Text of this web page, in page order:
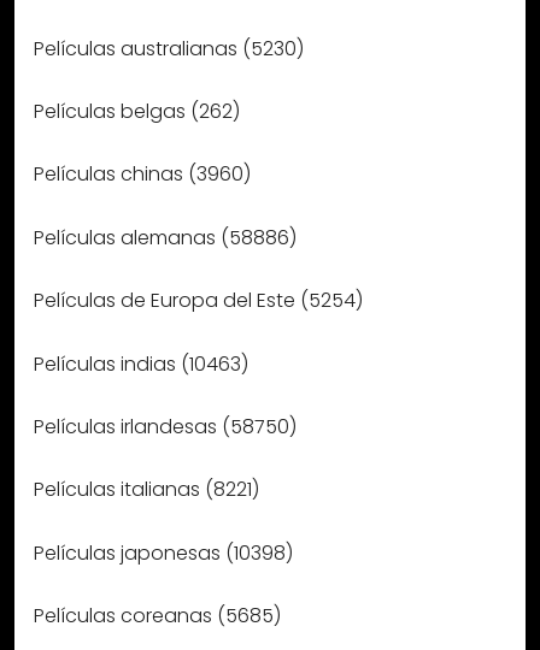
Películas australianas (5230)
Películas belgas (262)
Películas chinas (3960)
Películas alemanas (58886)
Películas de Europa del Este (5254)
Películas indias (10463)
Películas irlandesas (58750)
Películas italianas (8221)
Películas japonesas (10398)
Películas coreanas (5685)